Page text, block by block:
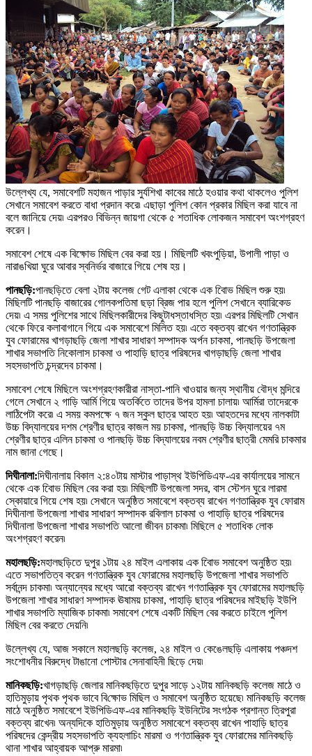
উল্লেখ্য যে, সমাবেশটি মহাজন পাড়ার সুর্যশিখা কাবের মাঠে হওয়ার কথা থাকলেও পুলিশ
সেখানে সমাবেশ করতে বাধা প্রদান করে৷ এছাড়া পুলিশ কোন প্রকার মিছিল করা যাবে না
বলে জানিয়ে দেয়৷ এরপরও বিভিন্ন জায়গা থেকে ৫ শতাধিক লোকজন সমাবেশ অংশগ্রহণ
করেন।
সমাবেশ শেষে এক বিক্ষোভ মিছিল বের করা হয় । মিছিলটি খবংপুড়িয়া, উপালী পাড়া ও
নারাঙখিয়া ঘুরে আবার স্বনির্ভর বাজারে গিয়ে শেষ হয় ।
পানছড়ি:পানছড়িতে বেলা ২টায় কলেজ গেট এলাকা থেকে এক বিােভ মিছিল শুরু হয়৷
মিছিলটি পানছড়ি বাজারের গোলকপতিমা ছড়া ব্রিজ পার হলে পুলিশ সেখানে ব্যারিকেড
দেয়৷ এ সময় পুলিশের সাথে মিছিলকারীদের কিছুটাধস্তাধস্তি হয়৷ এরপর মিছিলটি সেখান
থেকে ফিরে কলাবাগানে গিয়ে এক সমাবেশে মিলিত হয়৷ এতে বক্তব্য রাখেন গণতান্ত্রিক
যুব ফোরামের খাগড়াছড়ি জেলা শাখার সাধারণ সম্পাদক অর্পন চাকমা, পানছড়ি উপজেলা
শাখার সভাপতি নিকোলাস চাকমা ও পাহাড়ি ছাত্র পরিষদের খাগড়াছড়ি জেলা শাখার
সহসভাপতি চন্দ্রদেব চাকমা ।
সমাবেশ শেষে মিছিলে অংশগ্রহণকারীরা নাস্তা-পানি খাওয়ার জন্য স্থানীয় বৌদ্ধ মন্দিরে
গেলে সেখানে ২ গাড়ি আর্মি গিয়ে অতর্কিতে তাদের উপর হামলা চালায়৷ আর্মিরা তাদেরকে
লাঠিপেটা করে৷ এ সময় কমপক্ষে ৭ জন স্কুল ছাত্র আহত হয়৷ আহতদের মধ্যে নালকাটা
উচ্চ বিদ্যালয়ের দশম শ্রেণীর ছাত্র কাজল ময় চাকমা, পানছড়ি উচ্চ বিদ্যালয়ের ৭ম
শ্রেণীর ছাত্র এলিন চাকমা ও পানছড়ি উচ্চ বিদ্যালয়ের নবম শ্রেণীর ছাত্রী মেমরি চাকমার
নাম জানা গেছে।
দিঘীনালা:দিঘীনালায় বিকাল ২:৪০টায় মাস্টার পাড়াস্থ ইউপিডিএফ-এর কার্যালয়ের সামনে
থেকে এক বিােভ মিছিল বের করা হয়৷ মিছিলটি উপজেলা সদর, বাস স্টেশন ঘুরে লারমা
স্কোয়ারে গিয়ে শেষ হয়৷ সেখানে অনুষ্ঠিত সমাবেশে বক্তব্য রাখেন গণতান্ত্রিক যুব ফোরাম
দিঘীনালা উপজেলা শাখার সাধারণ সম্পাদক রবিলাল চাকমা ও পাহাড়ি ছাত্র পরিষদের
দিঘীনালা উপজেলা শাখার সভাপতি আলো জীবন চাকমা৷ মিছিলে ৫ শতাধিক লোক
অংশগ্রহণ করেন৷
মহালছড়ি:মহালছড়িতে দুপুর ১টায় ২৪ মাইল এলাকায় এক বিােভ সমাবেশ অনুষ্ঠিত হয়৷
এতে সভাপতিত্ব করেন গণতান্ত্রিক যুব ফোরামের মহালছড়ি উপজেলা শাখার সভাপতি
সর্বানন্দ চাকমা৷ অন্যান্যের মধ্যে আরো বক্তব্য রাখেন গণতান্ত্রিক যুব ফোরামের মহালছড়ি
উপজেলা শাখার সাধারণ সম্পাদক ঊষাময় চাকমা, পাহাড়ি ছাত্র পরিষদের মাইছড়ি ইউপি
শাখার সভাপতি ম্যাজিক চাকমা৷ সমাবেশ শেষে একটি মিছিল বের করতে চাইলে পুলিশ
মিছিল বের করতে দেয়নি৷
উল্লেখ্য যে, আজ সকালে মহালছড়ি কলেজ, ২৪ মাইল ও কেঙেলছড়ি এলাকায় পঞ্চদশ
সংশোধনীর বিরুদ্ধে টাঙানো পোস্টার সেনাবাহিনী ছিড়ে দেয়৷
মানিকছড়ি:খাগড়াছড়ি জেলার মানিকছড়িতে দুপুর সাড়ে ১২টায় মানিকছড়ি কলেজ মাঠে ও
হাতিমুড়ায় পৃথক পৃথক ভাবে বিক্ষোভ মিছিল ও সমাবেশ অনুষ্ঠিত হয়েছে৷ মানিকছড়ি কলেজ
মাঠে অনুষ্ঠিত সমাবেশে ইউপিডিএফ-এর মানিকছড়ি ইউনিটের সংগঠক প্রশান্ত ত্রিপুরা
বক্তব্য রাখেন৷ অন্যদিকে হাতিমুড়ায় অনুষ্ঠিত সমাবেশে বক্তব্য রাখেন পাহাড়ি ছাত্র
পরিষদের কেন্দ্রীয় সহসভাপতি ক্যহলাচিং মারমা ও গণতান্ত্রিক যুব ফোরামের মানিকছড়ি
থানা শাখার আহ্বায়ক আপ্রু মারমা৷